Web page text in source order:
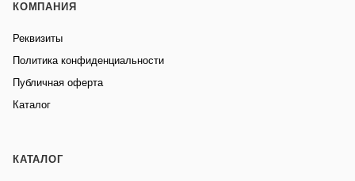
КОМПАНИЯ
Реквизиты
Политика конфиденциальности
Публичная оферта
Каталог
КАТАЛОГ